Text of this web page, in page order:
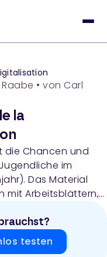
Raabe • von Carl
la
die Chancen und
im
Das Material
mit Arbeitsblättern,
wie Smartphone-
Hacking.
testen